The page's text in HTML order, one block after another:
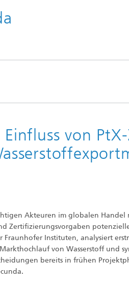
von
Akteuren im globalen Handel
Zertifizierungsvorgaben
Instituten, analysiert
von Wasserstoff und
bereits in frühen